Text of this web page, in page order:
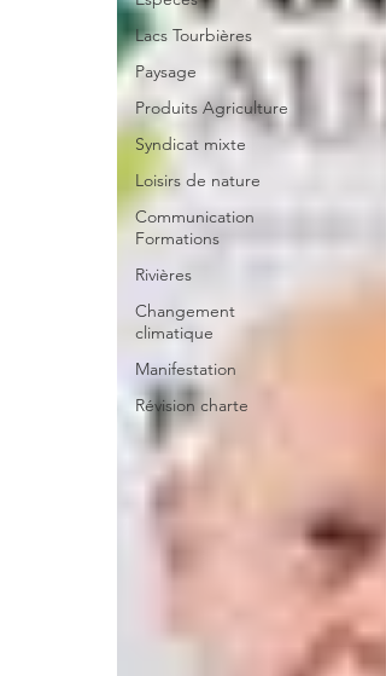
Lacs Tourbières
Paysage
Produits Agriculture
Syndicat mixte
Loisirs de nature
Communication
Formations
Rivières
Changement
climatique
Manifestation
Révision charte